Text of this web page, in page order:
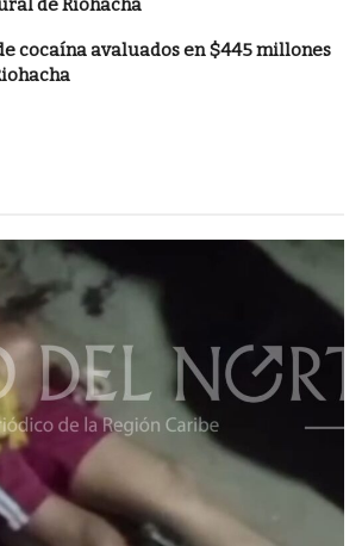
cocaína avaluados en $445 millones